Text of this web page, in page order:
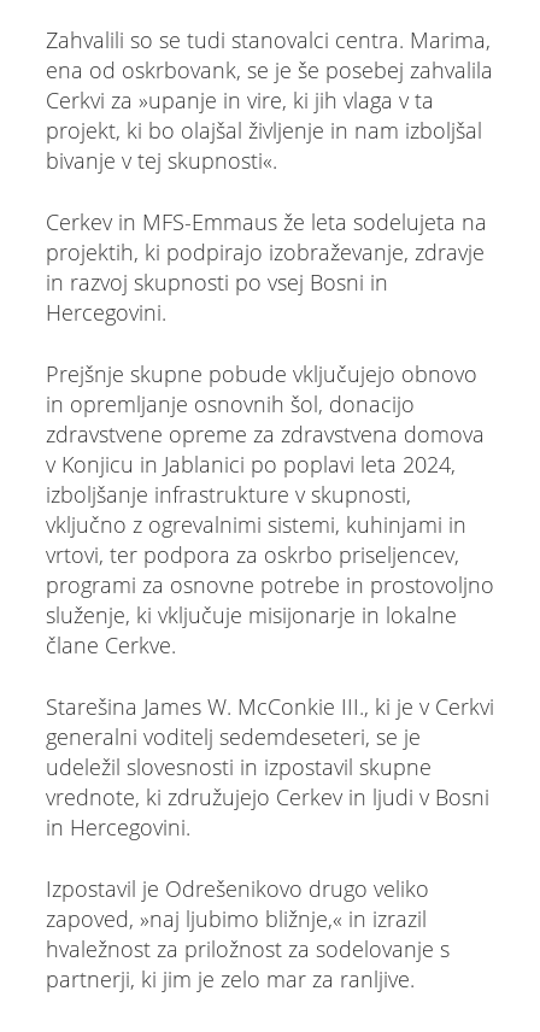
Zahvalili so se tudi stanovalci centra. Marima,
ena od oskrbovank, se je še posebej zahvalila
Cerkvi za »upanje in vire, ki jih vlaga v ta
projekt, ki bo olajšal življenje in nam izboljšal
bivanje v tej skupnosti«.
Cerkev in MFS-Emmaus že leta sodelujeta na
projektih, ki podpirajo izobraževanje, zdravje
in razvoj skupnosti po vsej Bosni in
Hercegovini.
Prejšnje skupne pobude vključujejo obnovo
in opremljanje osnovnih šol, donacijo
zdravstvene opreme za zdravstvena domova
v Konjicu in Jablanici po poplavi leta 2024,
izboljšanje infrastrukture v skupnosti,
vključno z ogrevalnimi sistemi, kuhinjami in
vrtovi, ter podpora za oskrbo priseljencev,
programi za osnovne potrebe in prostovoljno
služenje, ki vključuje misijonarje in lokalne
člane Cerkve.
Starešina James W. McConkie III., ki je v Cerkvi
generalni voditelj sedemdeseteri, se je
udeležil slovesnosti in izpostavil skupne
vrednote, ki združujejo Cerkev in ljudi v Bosni
in Hercegovini.
Izpostavil je Odrešenikovo drugo veliko
zapoved, »naj ljubimo bližnje,« in izrazil
hvaležnost za priložnost za sodelovanje s
partnerji, ki jim je zelo mar za ranljive.